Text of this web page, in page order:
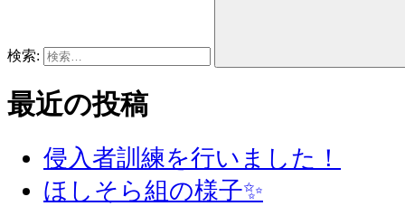
検索:
最近の投稿
侵入者訓練を行いました！
ほしそら組の様子✨